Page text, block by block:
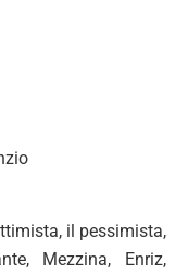
il pessimista,
Mezzina, Enriz,